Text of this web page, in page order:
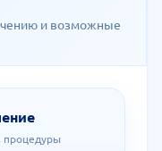
и возможные